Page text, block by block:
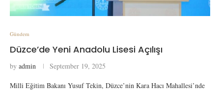
Gündem
Düzce’de Yeni Anadolu Lisesi Açılışı
by admin September 19, 2025
Milli Eğitim Bakanı Yusuf Tekin, Düzce’nin Kara Hacı Mahallesi’nde